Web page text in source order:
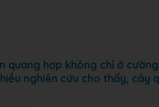
quang hợp không chỉ ở
nghiên cứu cho thấy, cây